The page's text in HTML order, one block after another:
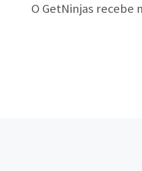
O GetNinjas recebe